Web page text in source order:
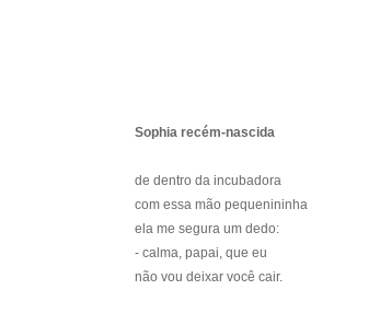
Sophia recém-nascida
de dentro da incubadora
com essa mão pequenininha
ela me segura um dedo:
- calma, papai, que eu
não vou deixar você cair.